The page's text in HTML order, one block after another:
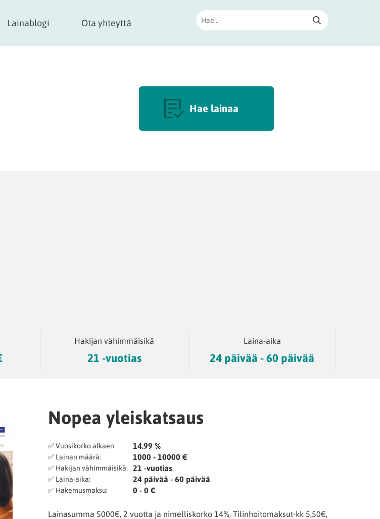
Lainablogi Ota yhteyttä
Hae lainaa
Hakijan vähimmäisikä
21 -vuotias
Laina-aika
24 päivää - 60 päivää
Nopea yleiskatsaus
✅ Vuosikorko alkaen: 14.99 %
✅ Lainan määrä: 1000 - 10000 €
✅ Hakijan vähimmäisikä: 21 -vuotias
✅ Laina-aika: 24 päivää - 60 päivää
✅ Hakemusmaksu: 0 - 0 €
Lainasumma 5000€, 2 vuotta ja nimelliskorko 14%, Tilinhoitomaksut-kk 5,50€,